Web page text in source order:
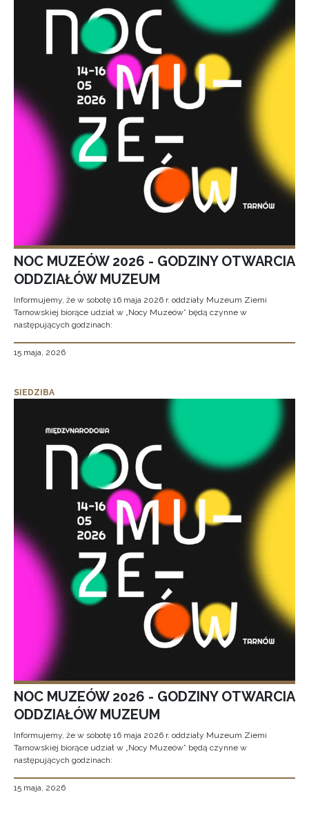
NOC MUZEÓW 2026 - GODZINY OTWARCIA
ODDZIAŁÓW MUZEUM
Informujemy, że w sobotę 16 maja 2026 r. oddziały Muzeum Ziemi
Tarnowskiej biorące udział w „Nocy Muzeów” będą czynne w
następujących godzinach:
15 maja, 2026
SIEDZIBA
NOC MUZEÓW 2026 - GODZINY OTWARCIA
ODDZIAŁÓW MUZEUM
Informujemy, że w sobotę 16 maja 2026 r. oddziały Muzeum Ziemi
Tarnowskiej biorące udział w „Nocy Muzeów” będą czynne w
następujących godzinach:
15 maja, 2026